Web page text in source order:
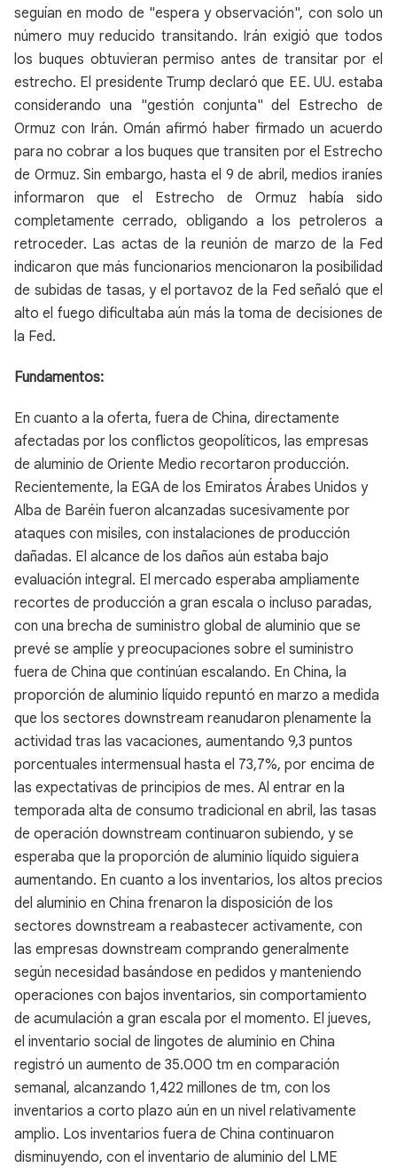
seguían en modo de "espera y observación", con solo un
número muy reducido transitando. Irán exigió que todos
los buques obtuvieran permiso antes de transitar por el
estrecho. El presidente Trump declaró que EE. UU. estaba
considerando una "gestión conjunta" del Estrecho de
Ormuz con Irán. Omán afirmó haber firmado un acuerdo
para no cobrar a los buques que transiten por el Estrecho
de Ormuz. Sin embargo, hasta el 9 de abril, medios iraníes
informaron que el Estrecho de Ormuz había sido
completamente cerrado, obligando a los petroleros a
retroceder. Las actas de la reunión de marzo de la Fed
indicaron que más funcionarios mencionaron la posibilidad
de subidas de tasas, y el portavoz de la Fed señaló que el
alto el fuego dificultaba aún más la toma de decisiones de
la Fed.
Fundamentos:
En cuanto a la oferta, fuera de China, directamente
afectadas por los conflictos geopolíticos, las empresas
de aluminio de Oriente Medio recortaron producción.
Recientemente, la EGA de los Emiratos Árabes Unidos y
Alba de Baréin fueron alcanzadas sucesivamente por
ataques con misiles, con instalaciones de producción
dañadas. El alcance de los daños aún estaba bajo
evaluación integral. El mercado esperaba ampliamente
recortes de producción a gran escala o incluso paradas,
con una brecha de suministro global de aluminio que se
prevé se amplíe y preocupaciones sobre el suministro
fuera de China que continúan escalando. En China, la
proporción de aluminio líquido repuntó en marzo a medida
que los sectores downstream reanudaron plenamente la
actividad tras las vacaciones, aumentando 9,3 puntos
porcentuales intermensual hasta el 73,7%, por encima de
las expectativas de principios de mes. Al entrar en la
temporada alta de consumo tradicional en abril, las tasas
de operación downstream continuaron subiendo, y se
esperaba que la proporción de aluminio líquido siguiera
aumentando. En cuanto a los inventarios, los altos precios
del aluminio en China frenaron la disposición de los
sectores downstream a reabastecer activamente, con
las empresas downstream comprando generalmente
según necesidad basándose en pedidos y manteniendo
operaciones con bajos inventarios, sin comportamiento
de acumulación a gran escala por el momento. El jueves,
el inventario social de lingotes de aluminio en China
registró un aumento de 35.000 tm en comparación
semanal, alcanzando 1,422 millones de tm, con los
inventarios a corto plazo aún en un nivel relativamente
amplio. Los inventarios fuera de China continuaron
disminuyendo, con el inventario de aluminio del LME